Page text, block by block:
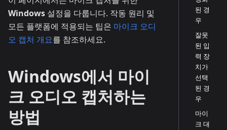
Windows 설정을 다룹니다. 작동 원리 및
모든 플랫폼에 적용되는 팁은 마이크 오디
오 캡처 개요를 참조하세요.
Windows에서 마이
크 오디오 캡처하는
방법
된 경
우
잘못
된 입
력 장
치가
선택
된 경
우
마이
크 대